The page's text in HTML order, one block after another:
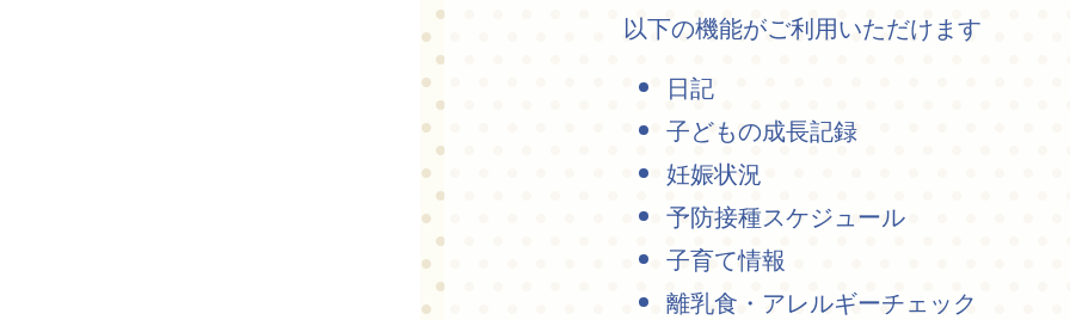
以下の機能がご利用いただけます
日記
子どもの成長記録
妊娠状況
予防接種スケジュール
子育て情報
離乳食・アレルギーチェック